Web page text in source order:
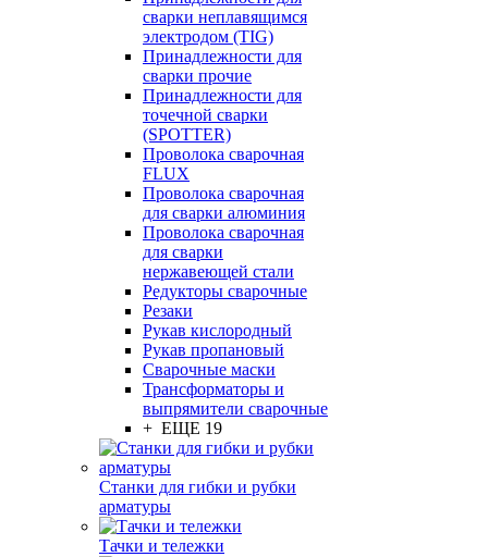
сварки неплавящимся
электродом (TIG)
Принадлежности для
сварки прочие
Принадлежности для
точечной сварки
(SPOTTER)
Проволока сварочная
FLUX
Проволока сварочная
для сварки алюминия
Проволока сварочная
для сварки
нержавеющей стали
Редукторы сварочные
Резаки
Рукав кислородный
Рукав пропановый
Сварочные маски
Трансформаторы и
выпрямители сварочные
+ ЕЩЕ 19
Станки для гибки и рубки
арматуры
Тачки и тележки